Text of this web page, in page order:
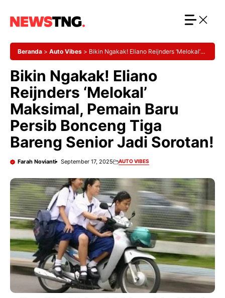
Beranda > Auto Vibes > Bikin Ngakak! Eliano Reijnders ‘Melokal’
Sorotan!
Bikin Ngakak! Eliano
Reijnders ‘Melokal’
Maksimal, Pemain Baru
Persib Bonceng Tiga
Bareng Senior Jadi Sorotan!
Farah Novianti September 17, 2025 AUTO VIBES